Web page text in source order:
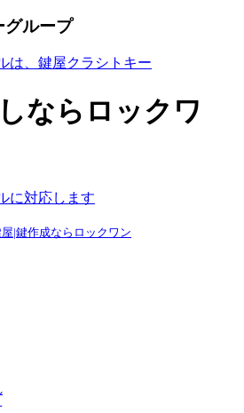
グループ
ならロックワ
|鍵作成ならロックワン